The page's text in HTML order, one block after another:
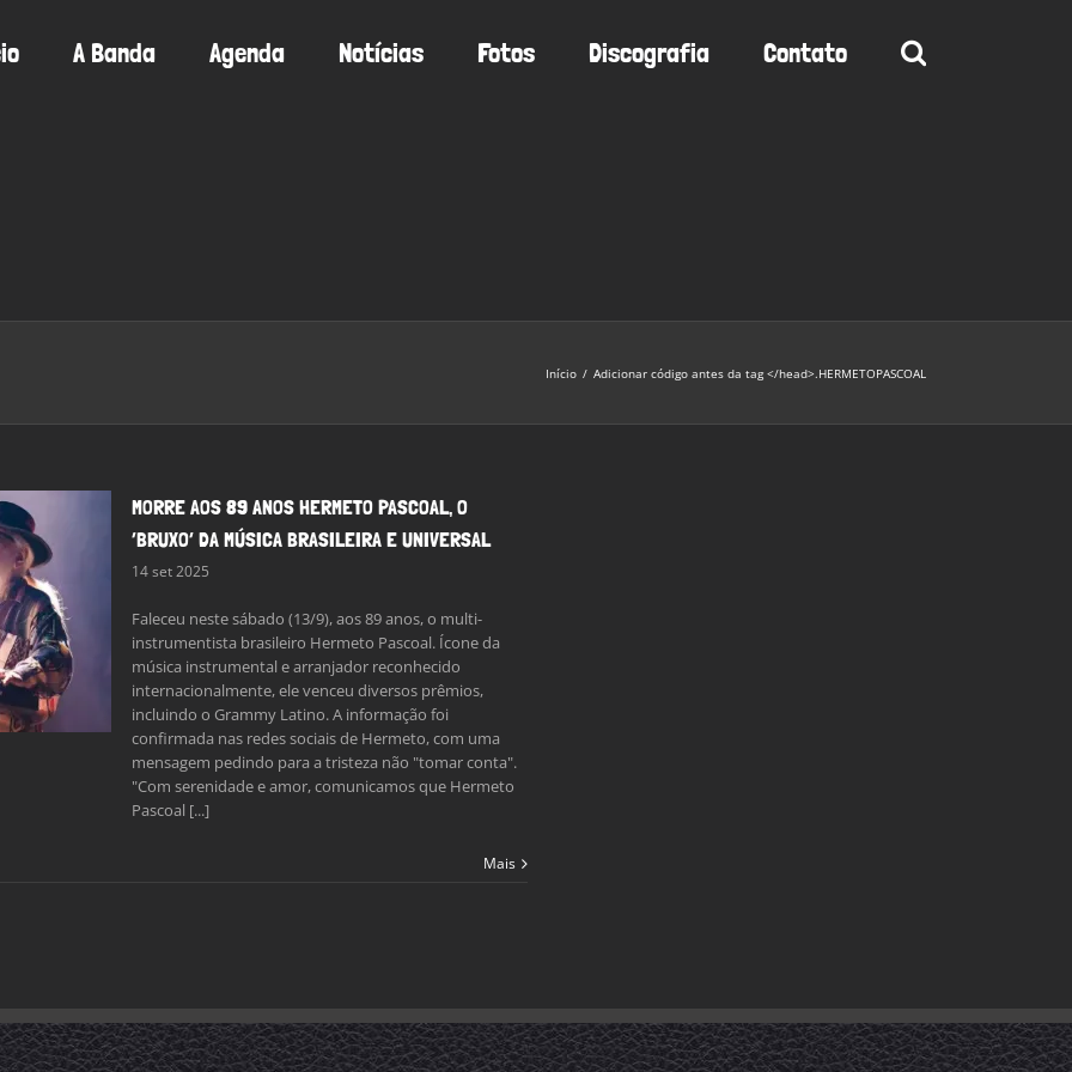
A Banda Agenda Notícias Fotos Discografia Contato
Início / Adicionar código antes da tag </head>.HERMETOPASCOAL
MORRE AOS 89 ANOS HERMETO PASCOAL, O
‘BRUXO’ DA MÚSICA BRASILEIRA E UNIVERSAL
14 set 2025
Faleceu neste sábado (13/9), aos 89 anos, o multi-
instrumentista brasileiro Hermeto Pascoal. Ícone da
música instrumental e arranjador reconhecido
internacionalmente, ele venceu diversos prêmios,
incluindo o Grammy Latino. A informação foi
confirmada nas redes sociais de Hermeto, com uma
mensagem pedindo para a tristeza não "tomar conta".
"Com serenidade e amor, comunicamos que Hermeto
Pascoal [...]
Mais